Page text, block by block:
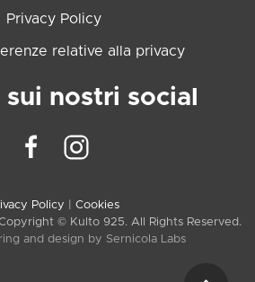
Privacy Policy
relative alla privacy
nostri social
Policy
Cookies
© Kulto 925. All Rights Reserved.
and design by Sernicola Labs